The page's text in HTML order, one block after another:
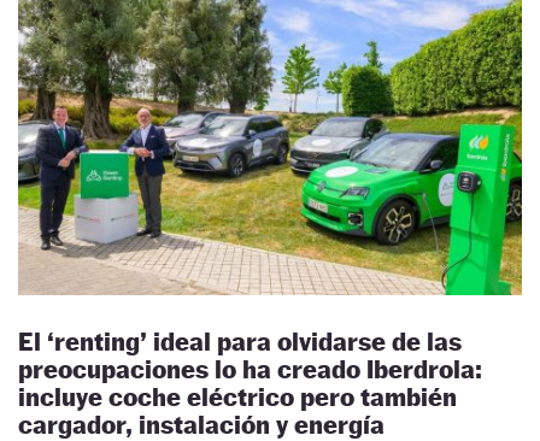
El ‘renting’ ideal para olvidarse de las
preocupaciones lo ha creado Iberdrola:
incluye coche eléctrico pero también
cargador, instalación y energía